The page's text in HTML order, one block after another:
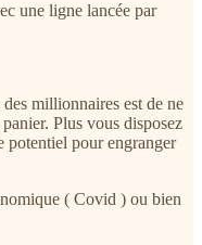
une ligne lancée par
millionnaires est de ne
Plus vous disposez
potentiel pour engranger
( Covid ) ou bien